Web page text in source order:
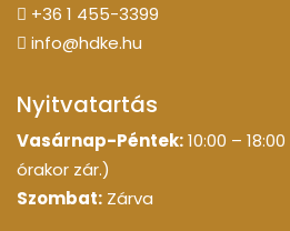
+36 1 455-3399
info@hdke.hu
Nyitvatartás
Vasárnap-Péntek:10:00 –
órakor zár.)
Szombat: Zárva